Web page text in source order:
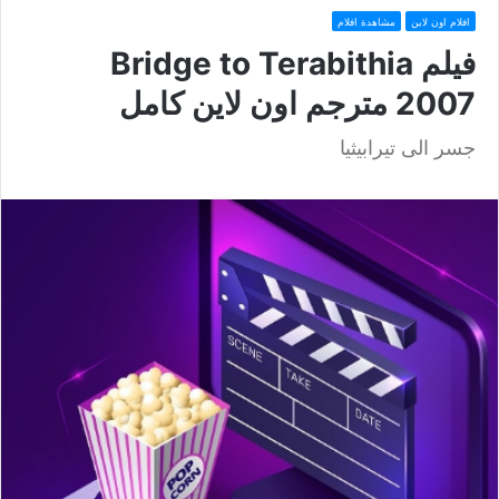
افلام اون لاين مشاهدة افلام
فيلم Bridge to Terabithia
2007 مترجم اون لاين كامل
جسر الى تيرابيثيا